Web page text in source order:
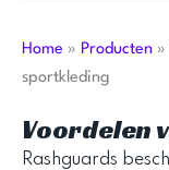
Home » Producten »
sportkleding
Voordelen
Rashguards